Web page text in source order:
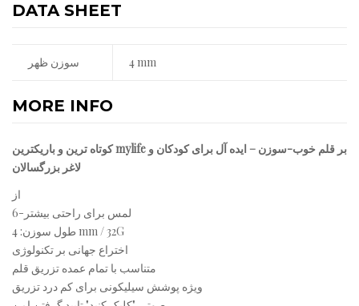
DATA SHEET
سوزن ظهر 4 mm
MORE INFO
کوتاه ترین و باریکترین mylife بر قلم خوب-سوزن – ایده آل برای کودکان و
لاغر بزرگسالان
از
6-لمس برای راحتی بیشتر
طول سوزن: 4 mm / 32G
اختراع جهانی بر تکنولوژی
متناسب با تمام عمده تزریق قلم
ویژه پوشش سیلیکونی برای کم درد تزریق